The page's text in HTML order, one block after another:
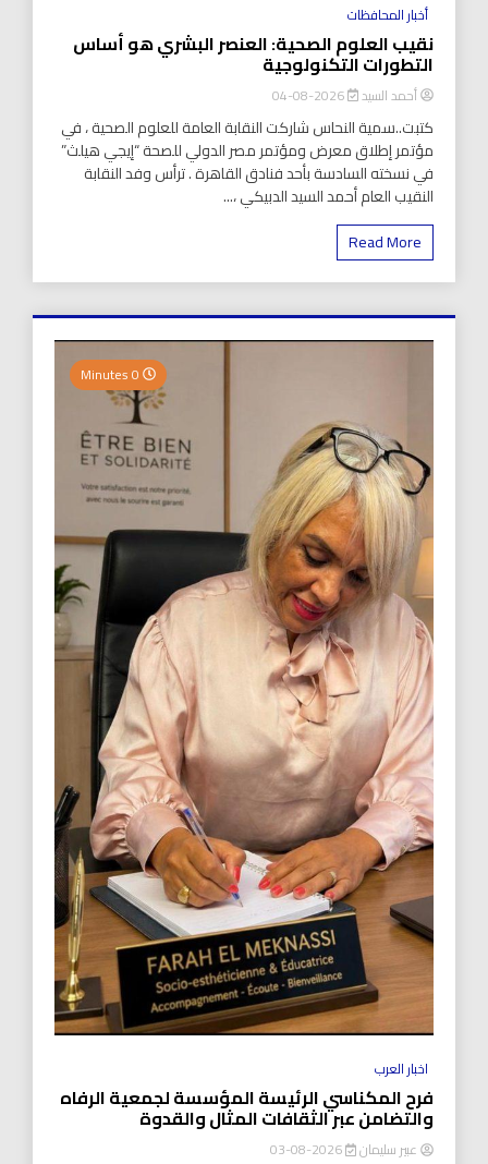
أخبار المحافظات
نقيب العلوم الصحية: العنصر البشري هو أساس
التطورات التكنولوجية
أحمد السيد 2026-08-04
كتبت..سمية النحاس شاركت النقابة العامة للعلوم الصحية ، في
مؤتمر إطلاق معرض ومؤتمر مصر الدولي للصحة “إيجي هيلث”
في نسخته السادسة بأحد فنادق القاهرة . ترأس وفد النقابة
النقيب العام أحمد السيد الدبيكي ،...
Read More
اخبار العرب
فرح المكناسي الرئيسة المؤسسة لجمعية الرفاه
والتضامن عبر الثقافات المثال والقدوة
عبير سليمان 2026-08-03